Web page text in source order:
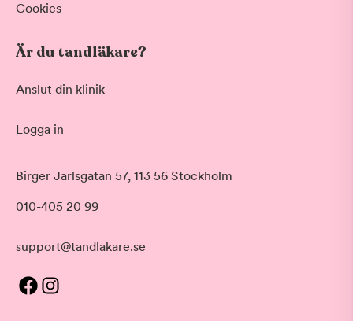
Cookies
Är du tandläkare?
Anslut din klinik
Logga in
Birger Jarlsgatan 57, 113 56 Stockholm
010-405 20 99
support@tandlakare.se